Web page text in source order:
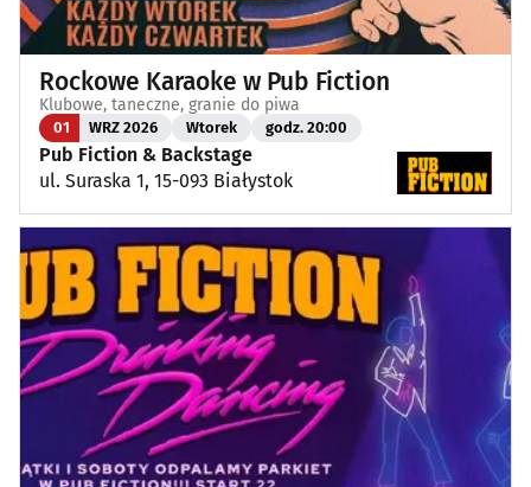
Rockowe Karaoke w Pub Fiction
Klubowe, taneczne, granie do piwa
01 WRZ 2026 Wtorek godz. 20:00
Pub Fiction & Backstage
ul. Suraska 1, 15-093 Białystok